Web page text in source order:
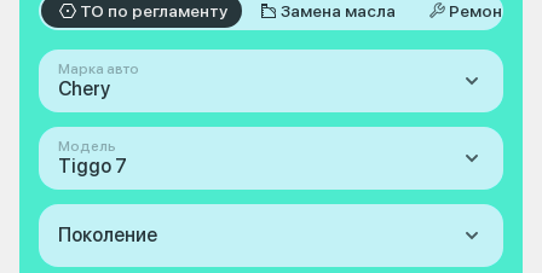
ТО по регламенту Замена масла Ремонт
Марка авто
Chery
Модель
Tiggo 7
Поколение